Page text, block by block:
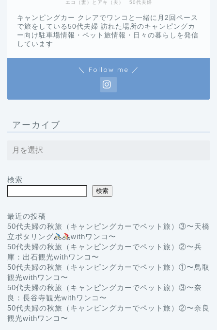
エコ（妻）とアキ（夫） 50代夫婦
キャンピングカー クレアでワンコと一緒に月2回ペース
で旅をしている50代夫婦 訪れた場所のキャンピングカ
ー向け駐車場情報・ペット旅情報・日々の暮らしを発信
しています
＼ Follow me ／
アーカイブ
検索
検索
最近の投稿
50代夫婦の秋旅（キャンピングカーでペット旅）③〜天橋
立ポタリング
withワンコ〜
50代夫婦の秋旅（キャンピングカーでペット旅）②〜兵
庫：出石観光withワンコ〜
50代夫婦の秋旅（キャンピングカーでペット旅）①〜鳥取
観光withワンコ〜
50代夫婦の秋旅（キャンピングカーでペット旅）③〜奈
良：長谷寺観光withワンコ〜
50代夫婦の秋旅（キャンピングカーでペット旅）②〜奈良
観光withワンコ〜